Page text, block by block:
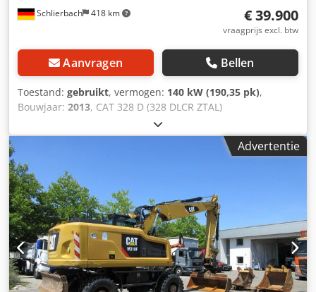
Schlierbach 418 km € 39.900
vraagprijs excl. btw
Aanvragen Bellen
Toestand: gebruikt, vermogen: 140 kW (190,35 pk),
Bouwjaar: 2013, CAT 328 D (328 DLCR ZTAL)
Tunnelgraafmachine Veel extra onderdelen tegen
meerprijs verkrijgbaar, bijvoorbeeld een complete
bovenwagen etc.!! • Vermogen: 140 kW (190 pk) •
Knick-/verstel-giek voor tunnelwerkzaamheden •
Snelwisselsysteem • Schildondersteuning • Airconditioning
• Korte kont versie • 11.600 bedrijfsuren • 600 mm
rupsbreedte • Inclusief 1 x dieplepel 1,3 m³ en 1 x ripper •
Graafdiepte: ca. 7 m Dwedpowmpcuofx Abpsa • Eigen
gewicht: 43.500 kg - Duitse machine! - Functionerend! - Alle
onderhoudsdiensten uitgevoerd door Zeppelin /
Caterpillar Fouten en tussentijdse verkoop voorbehouden!
= Verdere informatie = Bouwjaar: 2013 Schade: geen
Advertentie